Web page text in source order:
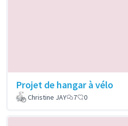
Projet de hangar à vélo
Christine JAY
7 0